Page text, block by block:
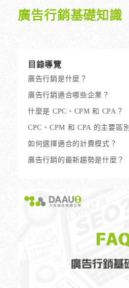
廣告行銷基礎知識
目錄導覽
廣告行銷是什麼？
廣告行銷適合哪些企業？
什麼是 CPC、CPM 和 CPA？
CPC、CPM 和 CPA 的主要區別
如何選擇適合的計費模式？
廣告行銷的最新趨勢是什麼？